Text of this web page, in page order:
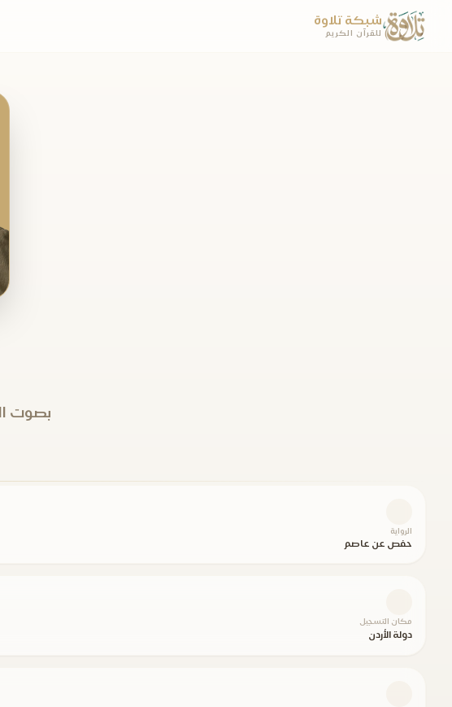
شبكة تلاوة
للقرآن الكريم
بصوت
الرواية
حفص عن عاصم
مكان التسجيل
دولة الأردن